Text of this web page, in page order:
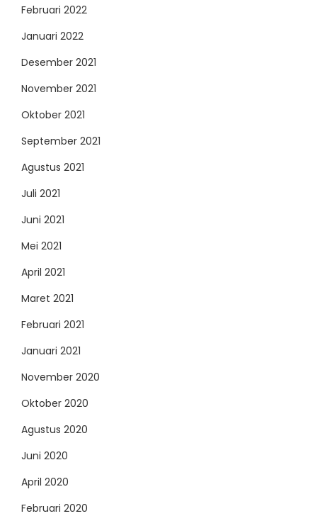
Februari 2022
Januari 2022
Desember 2021
November 2021
Oktober 2021
September 2021
Agustus 2021
Juli 2021
Juni 2021
Mei 2021
April 2021
Maret 2021
Februari 2021
Januari 2021
November 2020
Oktober 2020
Agustus 2020
Juni 2020
April 2020
Februari 2020